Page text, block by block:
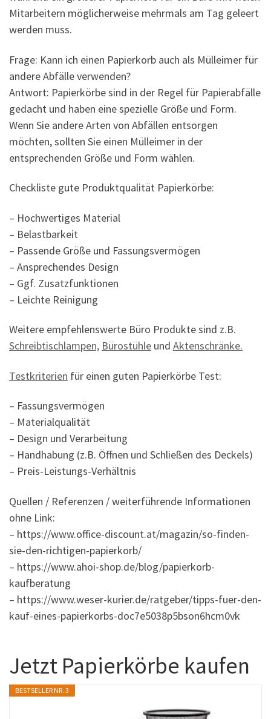
Mitarbeitern möglicherweise mehrmals am Tag geleert
werden muss.
Frage: Kann ich einen Papierkorb auch als Mülleimer für
andere Abfälle verwenden?
Antwort: Papierkörbe sind in der Regel für Papierabfälle
gedacht und haben eine spezielle Größe und Form.
Wenn Sie andere Arten von Abfällen entsorgen
möchten, sollten Sie einen Mülleimer in der
entsprechenden Größe und Form wählen.
Checkliste gute Produktqualität Papierkörbe:
– Hochwertiges Material
– Belastbarkeit
– Passende Größe und Fassungsvermögen
– Ansprechendes Design
– Ggf. Zusatzfunktionen
– Leichte Reinigung
Weitere empfehlenswerte Büro Produkte sind z.B.
Schreibtischlampen, Bürostühle und Aktenschränke.
Testkriterien für einen guten Papierkörbe Test:
– Fassungsvermögen
– Materialqualität
– Design und Verarbeitung
– Handhabung (z.B. Öffnen und Schließen des Deckels)
– Preis-Leistungs-Verhältnis
Quellen / Referenzen / weiterführende Informationen
ohne Link:
– https://www.office-discount.at/magazin/so-finden-
sie-den-richtigen-papierkorb/
– https://www.ahoi-shop.de/blog/papierkorb-
kaufberatung
– https://www.weser-kurier.de/ratgeber/tipps-fuer-den-
kauf-eines-papierkorbs-doc7e5038p5bson6hcm0vk
Jetzt Papierkörbe kaufen
BESTSELLER NR. 3